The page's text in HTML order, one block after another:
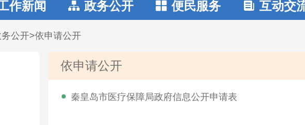
作新闻  政务公开  便民服务  互动交
公开>依申请公开
依申请公开
秦皇岛市医疗保障局政府信息公开申请表